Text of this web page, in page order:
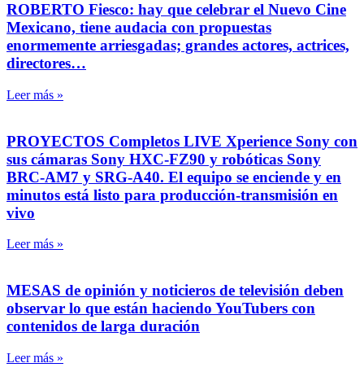
ROBERTO Fiesco: hay que celebrar el Nuevo Cine
Mexicano, tiene audacia con propuestas
enormemente arriesgadas; grandes actores, actrices,
directores…
Leer más »
PROYECTOS Completos LIVE Xperience Sony con
sus cámaras Sony HXC-FZ90 y robóticas Sony
BRC-AM7 y SRG-A40. El equipo se enciende y en
minutos está listo para producción-transmisión en
vivo
Leer más »
MESAS de opinión y noticieros de televisión deben
observar lo que están haciendo YouTubers con
contenidos de larga duración
Leer más »